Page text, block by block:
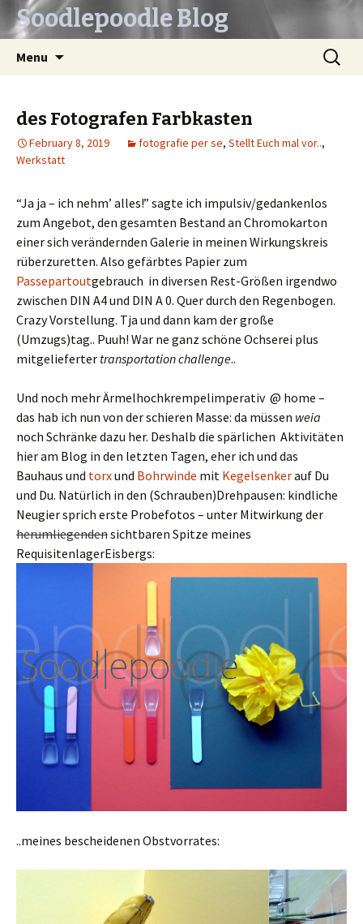
Soodlepoodle Blog
Menu
Search
for:
des Fotografen Farbkasten
February 8, 2019 fotografie per se, Stellt Euch mal vor..,
Werkstatt
“Ja ja – ich nehm’ alles!” sagte ich impulsiv/gedankenlos
zum Angebot, den gesamten Bestand an Chromokarton
einer sich verändernden Galerie in meinen Wirkungskreis
rüberzuretten. Also gefärbtes Papier zum
Passepartoutgebrauch in diversen Rest-Größen irgendwo
zwischen DIN A4 und DIN A 0. Quer durch den Regenbogen.
Crazy Vorstellung. Tja und dann kam der große
(Umzugs)tag.. Puuh! War ne ganz schöne Ochserei plus
mitgelieferter transportation challenge..
Und noch mehr Ärmelhochkrempelimperativ @ home –
das hab ich nun von der schieren Masse: da müssen weia
noch Schränke dazu her. Deshalb die spärlichen Aktivitäten
hier am Blog in den letzten Tagen, eher ich und das
Bauhaus und torxund Bohrwinde mit Kegelsenkerauf Du
und Du. Natürlich in den (Schrauben)Drehpausen: kindliche
Neugier sprich erste Probefotos – unter Mitwirkung der
herumliegendensichtbaren Spitze meines
RequisitenlagerEisbergs:
..meines bescheidenen Obstvorrates: